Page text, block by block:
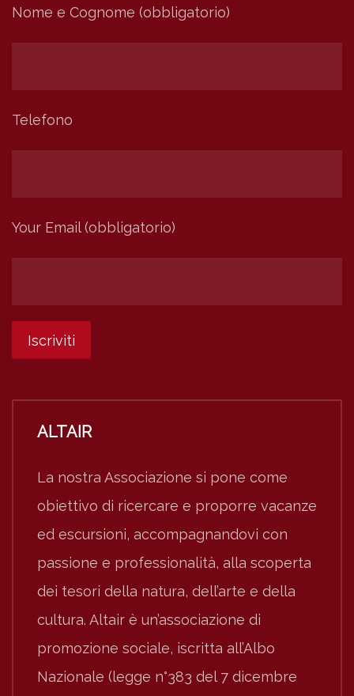
Nome e Cognome (obbligatorio)
Telefono
Your Email (obbligatorio)
ALTAIR
La nostra Associazione si pone come
obiettivo di ricercare e proporre vacanze
ed escursioni, accompagnandovi con
passione e professionalità, alla scoperta
dei tesori della natura, dell’arte e della
cultura. Altair è un’associazione di
promozione sociale, iscritta all’Albo
Nazionale (legge n°383 del 7 dicembre